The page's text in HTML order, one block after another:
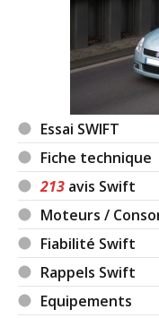
Essai SWIFT
Fiche technique
213 avis Swift
Moteurs /
Fiabilité Swift
Rappels Swift
Equipements